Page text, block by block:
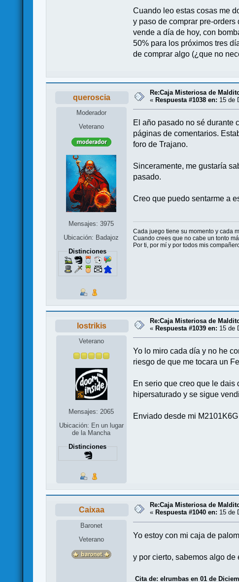
Cuando leo estas cosas me
y paso de comprar pre-
vende a día de hoy, con
50% para los próximos tres
de comprar algo (¿que no
queroscia
Moderador
Veterano
Mensajes: 3975
Ubicación: Badajoz
Distinciones
Re:Caja Misteriosa de
« Respuesta #1038 en: 15 de
El año pasado no sé durante
páginas de comentarios.
foro de Trajano.
Sinceramente, me gustaría
pasado.
Creo que puedo sentarme a
Cada juego tiene su momento y cada
Cuando crees que no cabe un tonto
Por ti, por mí y por todos mis
lostrikis
Veterano
Mensajes: 2065
Ubicación: En un lugar
de la Mancha
Distinciones
Re:Caja Misteriosa de
«Respuesta #1039 en: 15 de
Yo lo miro cada día y no he
riesgo de que me tocara un
En serio que creo que le
hipersaturado y se sigue
Enviado desde mi
Caixaa
Baronet
Veterano
Re:Caja Misteriosa de
« Respuesta #1040 en: 15 de
Yo estoy con mi caja de
y por cierto, sabemos algo
Cita de: elrumbas en 01 de